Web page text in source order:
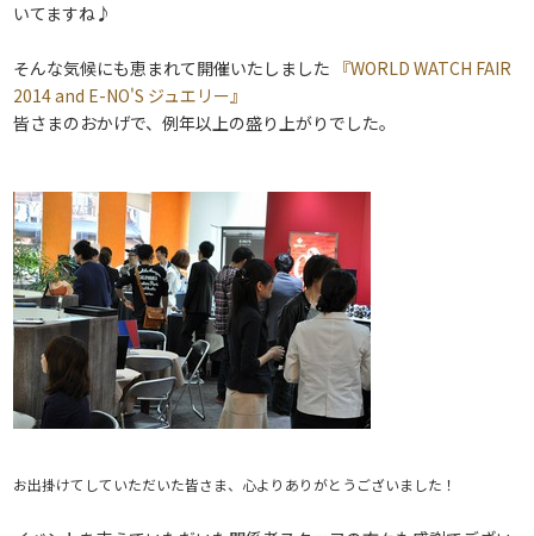
いてますね♪
そんな気候にも恵まれて開催いたしました 『WORLD WATCH FAIR
2014 and E-NO'S ジュエリー』
皆さまのおかげで、例年以上の盛り上がりでした。
お出掛けてしていただいた皆さま、心よりありがとうございました！